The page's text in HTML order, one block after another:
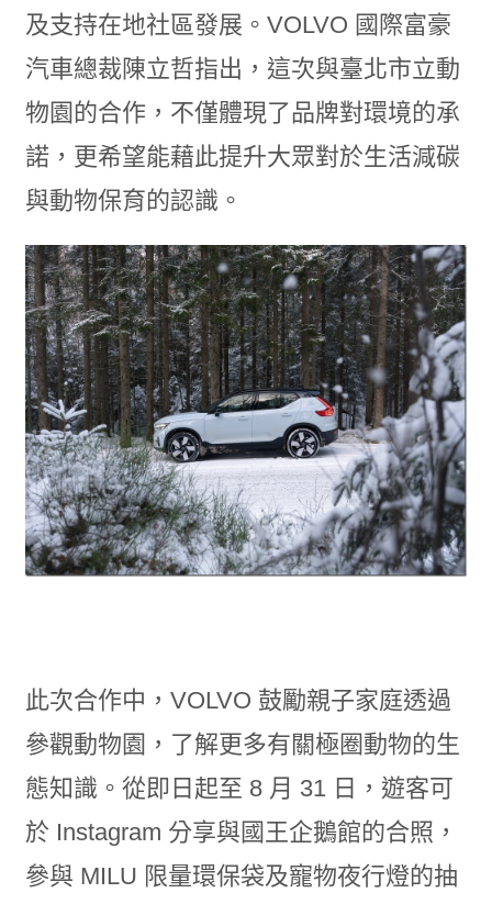
及支持在地社區發展。VOLVO 國際富豪
汽車總裁陳立哲指出，這次與臺北市立動
物園的合作，不僅體現了品牌對環境的承
諾，更希望能藉此提升大眾對於生活減碳
與動物保育的認識。
此次合作中，VOLVO 鼓勵親子家庭透過
參觀動物園，了解更多有關極圈動物的生
態知識。從即日起至 8 月 31 日，遊客可
於 Instagram 分享與國王企鵝館的合照，
參與 MILU 限量環保袋及寵物夜行燈的抽